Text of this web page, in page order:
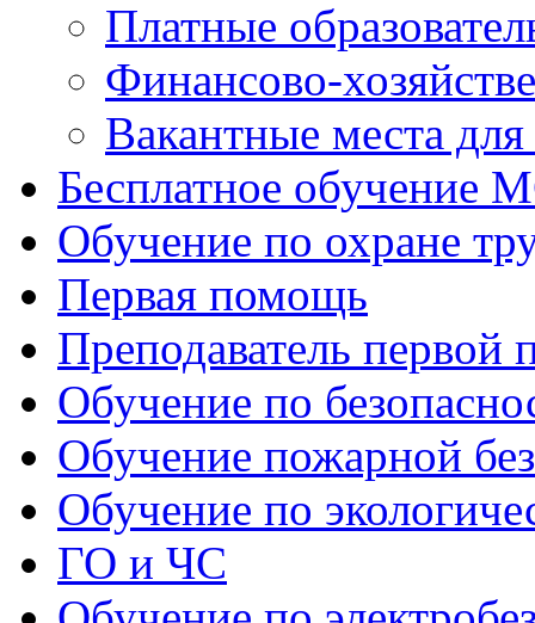
Платные
Финансово-
Вакантные места
Бесплатное обучение
Обучение по охране
Первая помощь
Преподаватель
Обучение по
Обучение пожарной
Обучение по
ГО и ЧС